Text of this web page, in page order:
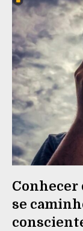
Conhecer
se